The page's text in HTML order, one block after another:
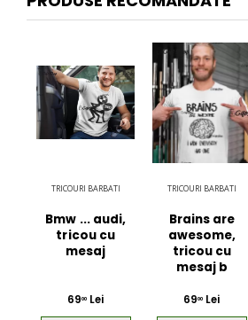
TRICOURI BARBATI
Bmw ... audi,
tricou cu
mesaj
6900 Lei
TRICOURI BARBATI
Brains are
awesome,
tricou cu
mesaj b
6900 Lei